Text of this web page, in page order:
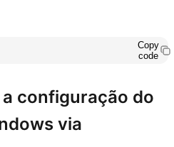
Copy
code
configuração do
via